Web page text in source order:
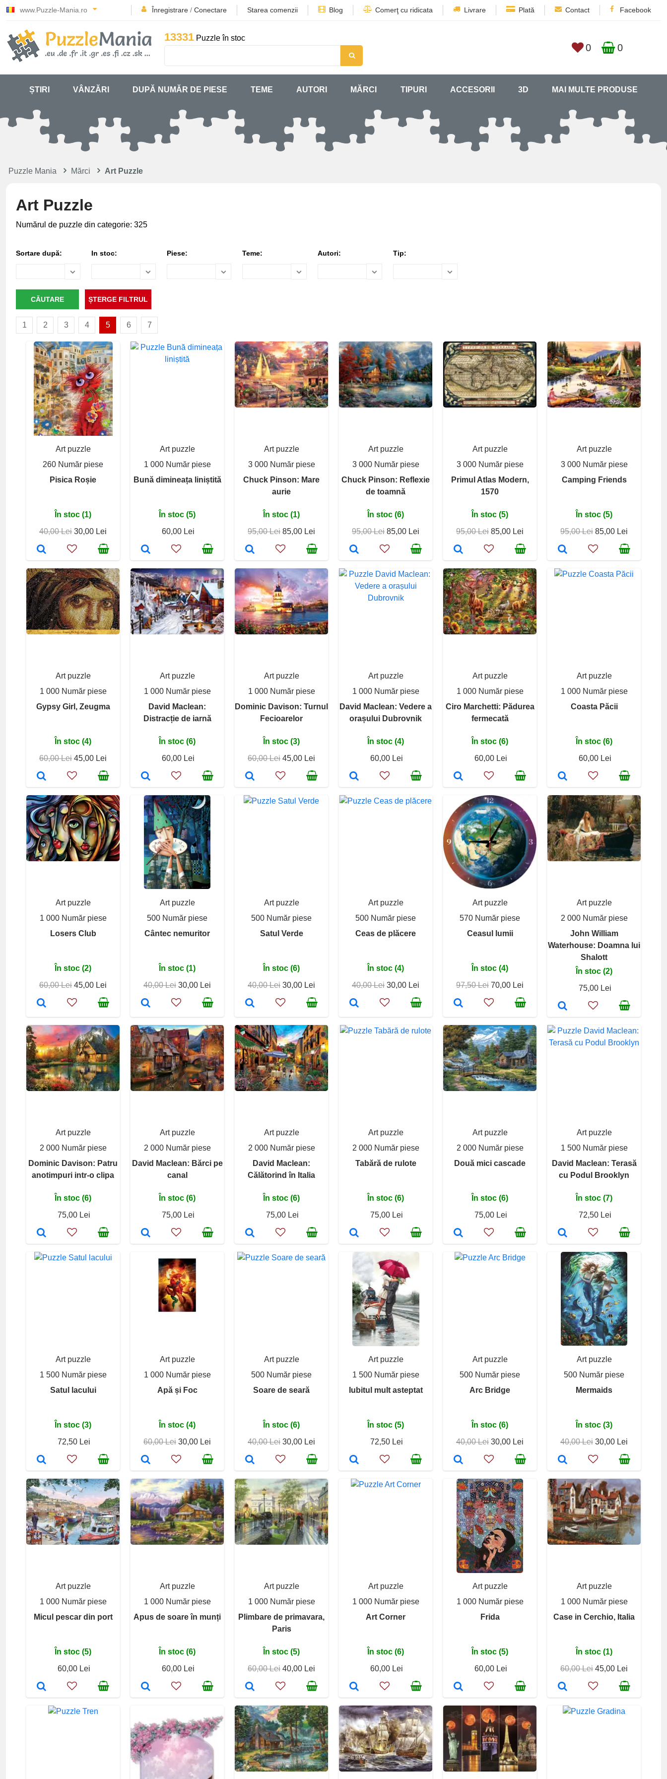
www.Puzzle-Mania.ro Înregistrare / Conectare Starea comenzii Blog Comerţ cu ridicata Livrare Plată Contact Facebook
13331 Puzzle în stoc
0 0
ȘTIRI VÂNZĂRI DUPĂ NUMĂR DE PIESE TEME AUTORI MĂRCI TIPURI ACCESORII 3D MAI MULTE PRODUSE
Puzzle Mania Mărci Art Puzzle
Art Puzzle
Numărul de puzzle din categorie: 325
Sortare după: In stoc: Piese: Teme: Autori: Tip:
1 2 3 4 5 6 7
Art puzzle
260 Număr piese
Pisica Roșie
În stoc (1)
40,00 Lei 30,00 Lei
Art puzzle
1 000 Număr piese
Bună dimineața liniștită
În stoc (5)
60,00 Lei
Art puzzle
3 000 Număr piese
Chuck Pinson: Mare
aurie
În stoc (1)
95,00 Lei 85,00 Lei
Art puzzle
3 000 Număr piese
Chuck Pinson: Reflexie
de toamnă
În stoc (6)
95,00 Lei 85,00 Lei
Art puzzle
3 000 Număr piese
Primul Atlas Modern,
1570
În stoc (5)
95,00 Lei 85,00 Lei
Art puzzle
3 000 Număr piese
Camping Friends
În stoc (5)
95,00 Lei 85,00 Lei
Art puzzle
1 000 Număr piese
Gypsy Girl, Zeugma
În stoc (4)
60,00 Lei 45,00 Lei
Art puzzle
1 000 Număr piese
David Maclean:
Distracție de iarnă
În stoc (6)
60,00 Lei
Art puzzle
1 000 Număr piese
Dominic Davison: Turnul
Fecioarelor
În stoc (3)
60,00 Lei 45,00 Lei
Art puzzle
1 000 Număr piese
David Maclean: Vedere a
orașului Dubrovnik
În stoc (4)
60,00 Lei
Art puzzle
1 000 Număr piese
Ciro Marchetti: Pădurea
fermecată
În stoc (6)
60,00 Lei
Art puzzle
1 000 Număr piese
Coasta Păcii
În stoc (6)
60,00 Lei
Art puzzle
1 000 Număr piese
Losers Club
În stoc (2)
60,00 Lei 45,00 Lei
Art puzzle
500 Număr piese
Cântec nemuritor
În stoc (1)
40,00 Lei 30,00 Lei
Art puzzle
500 Număr piese
Satul Verde
În stoc (6)
40,00 Lei 30,00 Lei
Art puzzle
500 Număr piese
Ceas de plăcere
În stoc (4)
40,00 Lei 30,00 Lei
Art puzzle
570 Număr piese
Ceasul lumii
În stoc (4)
97,50 Lei 70,00 Lei
Art puzzle
2 000 Număr piese
John William
Waterhouse: Doamna lui
Shalott
În stoc (2)
75,00 Lei
Art puzzle
2 000 Număr piese
Dominic Davison: Patru
anotimpuri intr-o clipa
În stoc (6)
75,00 Lei
Art puzzle
2 000 Număr piese
David Maclean: Bărci pe
canal
În stoc (6)
75,00 Lei
Art puzzle
2 000 Număr piese
David Maclean:
Călătorind în Italia
În stoc (6)
75,00 Lei
Art puzzle
2 000 Număr piese
Tabără de rulote
În stoc (6)
75,00 Lei
Art puzzle
2 000 Număr piese
Două mici cascade
În stoc (6)
75,00 Lei
Art puzzle
1 500 Număr piese
David Maclean: Terasă
cu Podul Brooklyn
În stoc (7)
72,50 Lei
Art puzzle
1 500 Număr piese
Satul lacului
În stoc (3)
72,50 Lei
Art puzzle
1 000 Număr piese
Apă și Foc
În stoc (4)
60,00 Lei 30,00 Lei
Art puzzle
500 Număr piese
Soare de seară
În stoc (6)
40,00 Lei 30,00 Lei
Art puzzle
1 500 Număr piese
Iubitul mult asteptat
În stoc (5)
72,50 Lei
Art puzzle
500 Număr piese
Arc Bridge
În stoc (6)
40,00 Lei 30,00 Lei
Art puzzle
500 Număr piese
Mermaids
În stoc (3)
40,00 Lei 30,00 Lei
Art puzzle
1 000 Număr piese
Micul pescar din port
În stoc (5)
60,00 Lei
Art puzzle
1 000 Număr piese
Apus de soare în munți
În stoc (6)
60,00 Lei
Art puzzle
1 000 Număr piese
Plimbare de primavara,
Paris
În stoc (5)
60,00 Lei 40,00 Lei
Art puzzle
1 000 Număr piese
Art Corner
În stoc (6)
60,00 Lei
Art puzzle
1 000 Număr piese
Frida
În stoc (5)
60,00 Lei
Art puzzle
1 000 Număr piese
Case in Cerchio, Italia
În stoc (1)
60,00 Lei 45,00 Lei